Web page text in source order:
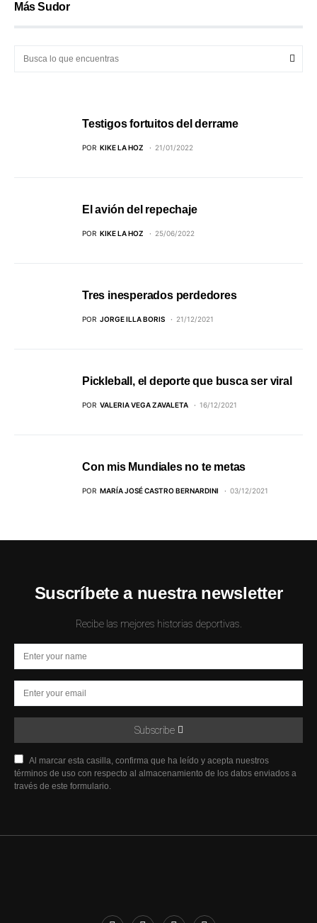
Más Sudor
Testigos fortuitos del derrame
POR KIKE LA HOZ 21/01/2022
El avión del repechaje
POR KIKE LA HOZ 25/06/2022
Tres inesperados perdedores
POR JORGE ILLA BORIS 21/12/2021
Pickleball, el deporte que busca ser viral
POR VALERIA VEGA ZAVALETA 16/12/2021
Con mis Mundiales no te metas
POR MARÍA JOSÉ CASTRO BERNARDINI 03/12/2021
Suscríbete a nuestra newsletter
Recibe las mejores historias deportivas.
Subscribe
Al marcar esta casilla, confirma que ha leído y acepta nuestros
términos de uso con respecto al almacenamiento de los datos enviados a
través de este formulario.